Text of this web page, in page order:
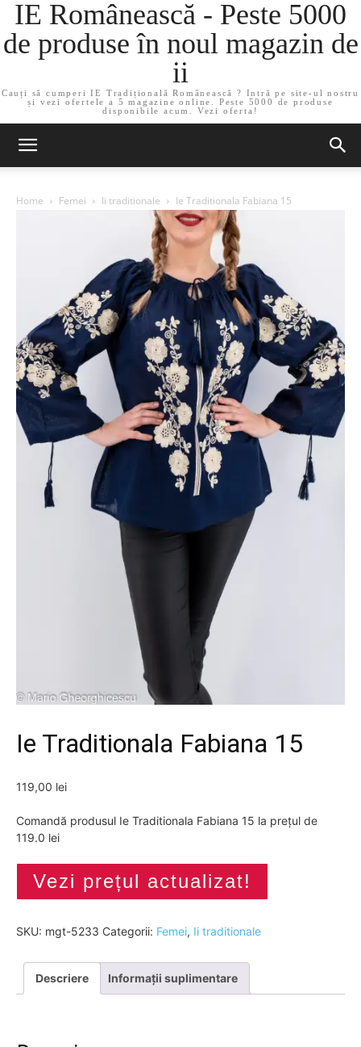
IE Românească - Peste 5000
de produse în noul magazin de
ii
Cauți să cumperi IE Tradițională Românească ? Intră pe site-ul nostru
și vezi ofertele a 5 magazine online. Peste 5000 de produse
disponibile acum. Vezi oferta!
Home Femei Ii traditionale Ie Traditionala Fabiana 15
Ie Traditionala Fabiana 15
119,00 lei
Comandă produsul Ie Traditionala Fabiana 15 la prețul de
119.0 lei
Vezi prețul actualizat!
SKU: mgt-5233 Categorii: Femei, Ii traditionale
Descriere Informații suplimentare